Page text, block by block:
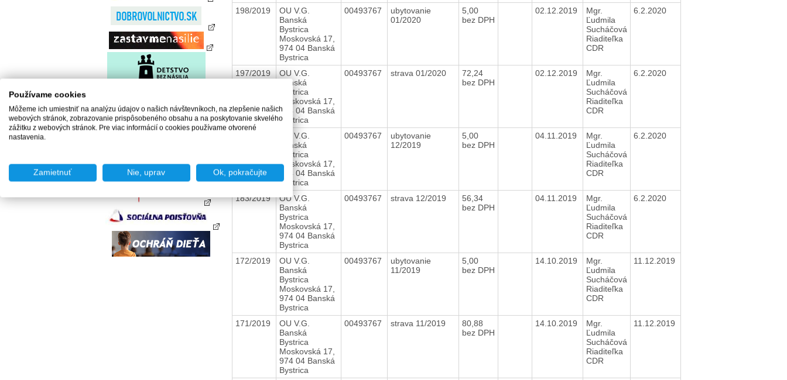
198/2019
OU V.G.
Banská
Bystrica
Moskovská 17,
974 04 Banská
Bystrica
00493767
ubytovanie
01/2020
5,00
bez DPH
02.12.2019
Mgr.
Ľudmila
Sucháčová
Riaditeľka
CDR
6.2.2020
197/2019
OU V.G.
Banská
Bystrica
Moskovská 17,
974 04 Banská
Bystrica
00493767 strava 01/2020
72,24
bez DPH
02.12.2019
Mgr.
Ľudmila
Sucháčová
Riaditeľka
CDR
6.2.2020
OU V.G.
Banská
Bystrica
Moskovská 17,
974 04 Banská
Bystrica
00493767
ubytovanie
12/2019
5,00
bez DPH
04.11.2019
Mgr.
Ľudmila
Sucháčová
Riaditeľka
CDR
6.2.2020
183/2019
OU V.G.
Banská
Bystrica
Moskovská 17,
974 04 Banská
Bystrica
00493767 strava 12/2019
56,34
bez DPH
04.11.2019
Mgr.
Ľudmila
Sucháčová
Riaditeľka
CDR
6.2.2020
172/2019
OU V.G.
Banská
Bystrica
Moskovská 17,
974 04 Banská
Bystrica
00493767
ubytovanie
11/2019
5,00
bez DPH
14.10.2019
Mgr.
Ľudmila
Sucháčová
Riaditeľka
CDR
11.12.2019
171/2019
OU V.G.
Banská
Bystrica
Moskovská 17,
974 04 Banská
Bystrica
00493767 strava 11/2019
80,88
bez DPH
14.10.2019
Mgr.
Ľudmila
Sucháčová
Riaditeľka
CDR
11.12.2019
Používame cookies
Môžeme ich umiestniť na analýzu údajov o našich návštevníkoch, na zlepšenie našich
webových stránok, zobrazovanie prispôsobeného obsahu a na poskytovanie skvelého
zážitku z webových stránok. Pre viac informácií o cookies používame otvorené
nastavenia.
Zamietnuť Nie, uprav Ok, pokračujte